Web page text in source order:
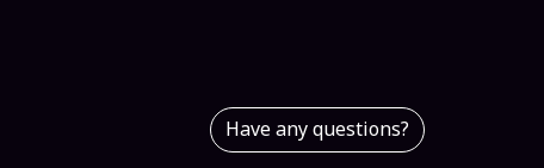
Have any questions?